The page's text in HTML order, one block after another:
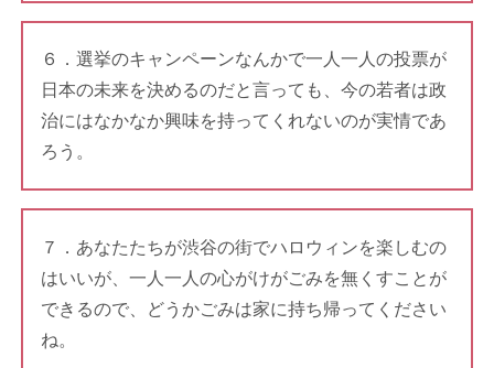
６．選挙のキャンペーンなんかで一人一人の投票が
日本の未来を決めるのだと言っても、今の若者は政
治にはなかなか興味を持ってくれないのが実情であ
ろう。
７．あなたたちが渋谷の街でハロウィンを楽しむの
はいいが、一人一人の心がけがごみを無くすことが
できるので、どうかごみは家に持ち帰ってください
ね。